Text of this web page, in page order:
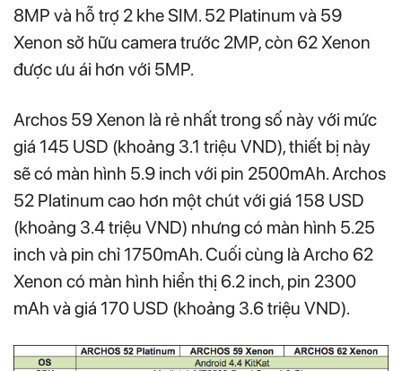
8MP và hỗ trợ 2 khe SIM. 52 Platinum và 59
Xenon sở hữu camera trước 2MP, còn 62 Xenon
được ưu ái hơn với 5MP.
Archos 59 Xenon là rẻ nhất trong số này với mức
giá 145 USD (khoảng 3.1 triệu VND), thiết bị này
sẽ có màn hình 5.9 inch với pin 2500mAh. Archos
52 Platinum cao hơn một chút với giá 158 USD
(khoảng 3.4 triệu VND) nhưng có màn hình 5.25
inch và pin chỉ 1750mAh. Cuối cùng là Archo 62
Xenon có màn hình hiển thị 6.2 inch, pin 2300
mAh và giá 170 USD (khoảng 3.6 triệu VND).